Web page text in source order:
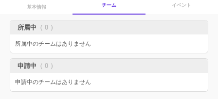
基本情報 チーム イベント
所属中 （ 0 ）
所属中のチームはありません
申請中 （ 0 ）
申請中のチームはありません